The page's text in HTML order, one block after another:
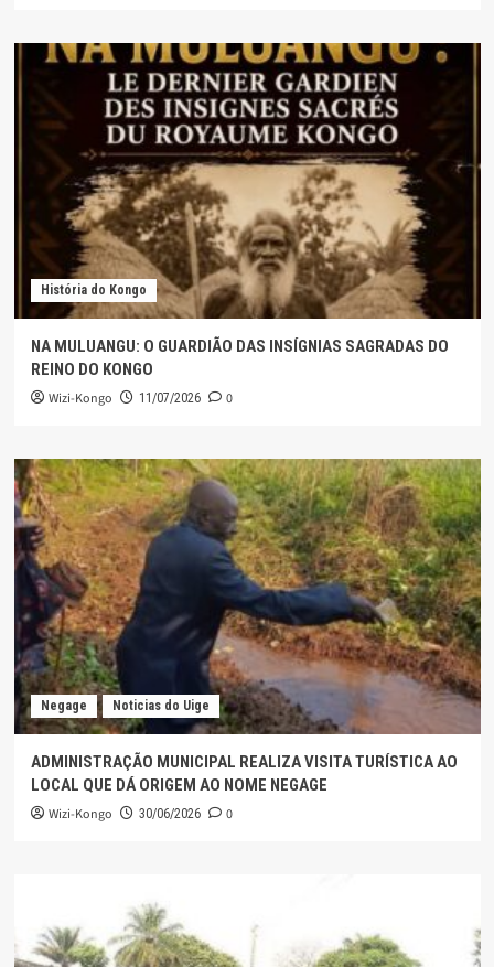
História do Kongo
NA MULUANGU: O GUARDIÃO DAS INSÍGNIAS SAGRADAS DO
REINO DO KONGO
Wizi-Kongo 11/07/2026 0
Negage Noticias do Uige
ADMINISTRAÇÃO MUNICIPAL REALIZA VISITA TURÍSTICA AO
LOCAL QUE DÁ ORIGEM AO NOME NEGAGE
Wizi-Kongo 30/06/2026 0